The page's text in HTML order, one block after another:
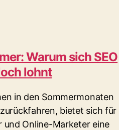
Warum sich SEO
lohnt
in den Sommermonaten
bietet sich für
und Online-Marketer eine